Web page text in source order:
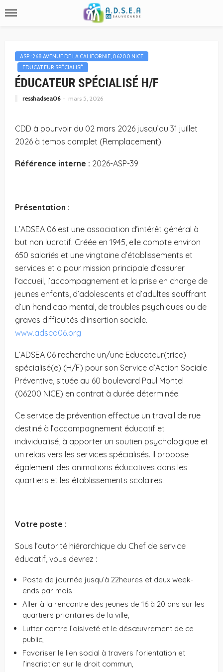
ASP : 268 AVENUE DE LA CALIFORNIE, 06200 NICE
EDUCATEUR SPÉCIALISÉ
ÉDUCATEUR SPÉCIALISÉ H/F
resshadsea06 mars 5, 2026
CDD à pourvoir du 02 mars 2026 jusqu’au 31 juillet
2026 à temps complet (Remplacement).
Référence interne : 2026-ASP-39
Présentation :
L’ADSEA 06 est une association d’intérêt général à
but non lucratif. Créée en 1945, elle compte environ
650 salariés et une vingtaine d’établissements et
services et a pour mission principale d’assurer
l’accueil, l’accompagnement et la prise en charge de
jeunes enfants, d’adolescents et d’adultes souffrant
d’un handicap mental, de troubles psychiques ou de
graves difficultés d’insertion sociale.
www.adsea06.org
L’ADSEA 06 recherche un/une Educateur(trice)
spécialisé(e) (H/F) pour son Service d’Action Sociale
Préventive, située au 60 boulevard Paul Montel
(06200 NICE) en contrat à durée déterminée.
Ce service de prévention effectue un travail de rue
destiné à l’accompagnement éducatif et
individualisé, à apporter un soutien psychologique et
un relais vers les services spécialisés. Il propose
également des animations éducatives dans les
quartiers et les établissements scolaires.
Votre poste :
Sous l’autorité hiérarchique du Chef de service
éducatif, vous devrez :
Poste de journée jusqu’à 22heures et deux week-
ends par mois
Aller à la rencontre des jeunes de 16 à 20 ans sur les
quartiers prioritaires de la ville,
Lutter contre l’oisiveté et le désœuvrement de ce
public,
Favoriser le lien social à travers l’orientation et
l’inscription sur le droit commun,